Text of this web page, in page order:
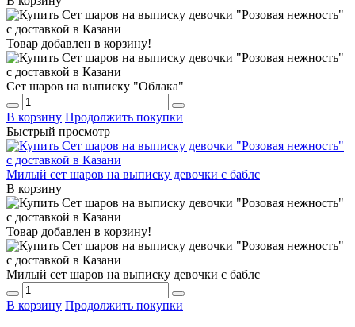
Товар добавлен в корзину!
Сет шаров на выписку "Облака"
В корзину Продолжить покупки
Быстрый просмотр
Милый сет шаров на выписку девочки с баблс
В корзину
Товар добавлен в корзину!
Милый сет шаров на выписку девочки с баблс
В корзину Продолжить покупки